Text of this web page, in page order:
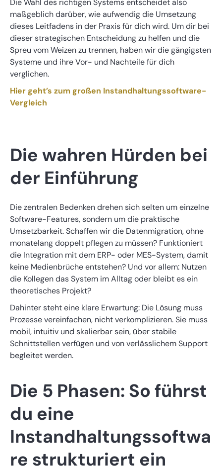
Die Wahl des richtigen Systems entscheidet also
maßgeblich darüber, wie aufwendig die Umsetzung
dieses Leitfadens in der Praxis für dich wird. Um dir bei
dieser strategischen Entscheidung zu helfen und die
Spreu vom Weizen zu trennen, haben wir die gängigsten
Systeme und ihre Vor- und Nachteile für dich
verglichen.
Hier geht’s zum großen Instandhaltungssoftware-
Vergleich
Die wahren Hürden bei
der Einführung
Die zentralen Bedenken drehen sich selten um einzelne
Software-Features, sondern um die praktische
Umsetzbarkeit. Schaffen wir die Datenmigration, ohne
monatelang doppelt pflegen zu müssen? Funktioniert
die Integration mit dem ERP- oder MES-System, damit
keine Medienbrüche entstehen? Und vor allem: Nutzen
die Kollegen das System im Alltag oder bleibt es ein
theoretisches Projekt?
Dahinter steht eine klare Erwartung: Die Lösung muss
Prozesse vereinfachen, nicht verkomplizieren. Sie muss
mobil, intuitiv und skalierbar sein, über stabile
Schnittstellen verfügen und von verlässlichem Support
begleitet werden.
Die 5 Phasen: So führst
du eine
Instandhaltungssoftwa
re strukturiert ein